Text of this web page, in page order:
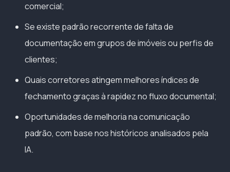
comercial;
Se existe padrão recorrente de falta de
documentação em grupos de imóveis ou perfis de
clientes;
Quais corretores atingem melhores índices de
fechamento graças à rapidez no fluxo documental;
Oportunidades de melhoria na comunicação
padrão, com base nos históricos analisados pela
IA.